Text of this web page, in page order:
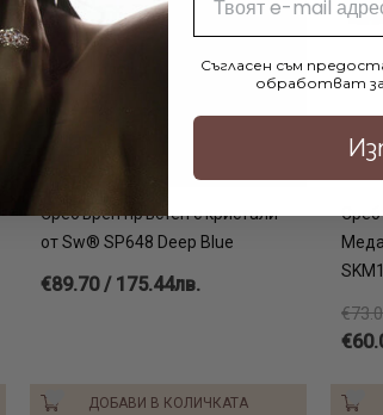
Сребърен пръстен с кристали
от Sw® SP648 Deep Blue
€89.70 / 175.44лв.
ДОБАВИ В КОЛИЧКАТА
Съгласен съм
обработват